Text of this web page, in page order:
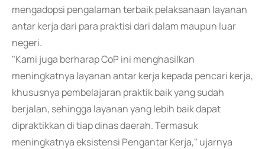
mengadopsi pengalaman terbaik pelaksanaan layanan
antar kerja dari para praktisi dari dalam maupun luar
negeri.
"Kami juga berharap CoP ini menghasilkan
meningkatnya layanan antar kerja kepada pencari kerja,
khususnya pembelajaran praktik baik yang sudah
berjalan, sehingga layanan yang lebih baik dapat
dipraktikkan di tiap dinas daerah. Termasuk
meningkatnya eksistensi Pengantar Kerja," ujarnya